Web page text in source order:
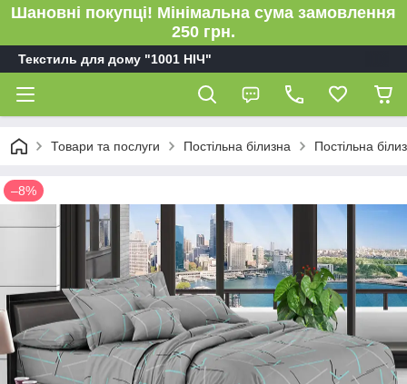
Шановні покупці! Мінімальна сума замовлення
250 грн.
Текстиль для дому "1001 НІЧ"
Товари та послуги Постільна білизна Постільна
–8%